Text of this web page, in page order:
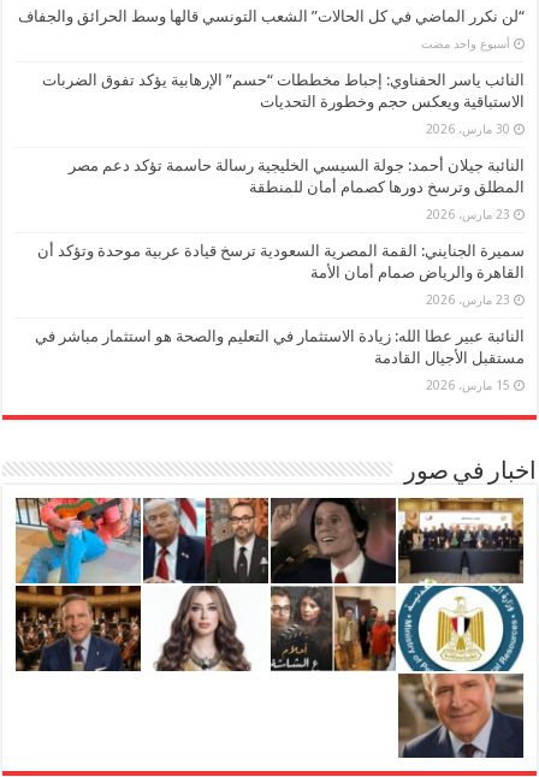
“لن نكرر الماضي في كل الحالات” الشعب التونسي قالها وسط الحرائق والجفاف
‏أسبوع واحد مضت
النائب ياسر الحفناوي: إحباط مخططات “حسم” الإرهابية يؤكد تفوق الضربات
الاستباقية ويعكس حجم وخطورة التحديات
30 مارس، 2026
النائبة جيلان أحمد: جولة السيسي الخليجية رسالة حاسمة تؤكد دعم مصر
المطلق وترسخ دورها كصمام أمان للمنطقة
23 مارس، 2026
سميرة الجنايني: القمة المصرية السعودية ترسخ قيادة عربية موحدة وتؤكد أن
القاهرة والرياض صمام أمان الأمة
23 مارس، 2026
النائبة عبير عطا الله: زيادة الاستثمار في التعليم والصحة هو استثمار مباشر في
مستقبل الأجيال القادمة
15 مارس، 2026
اخبار في صور